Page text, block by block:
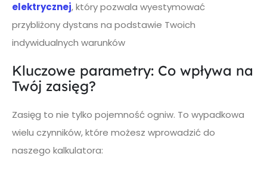
elektrycznej, który pozwala wyestymować
przybliżony dystans na podstawie Twoich
indywidualnych warunków
Kluczowe parametry: Co wpływa na
Twój zasięg?
Zasięg to nie tylko pojemność ogniw. To wypadkowa
wielu czynników, które możesz wprowadzić do
naszego kalkulatora: